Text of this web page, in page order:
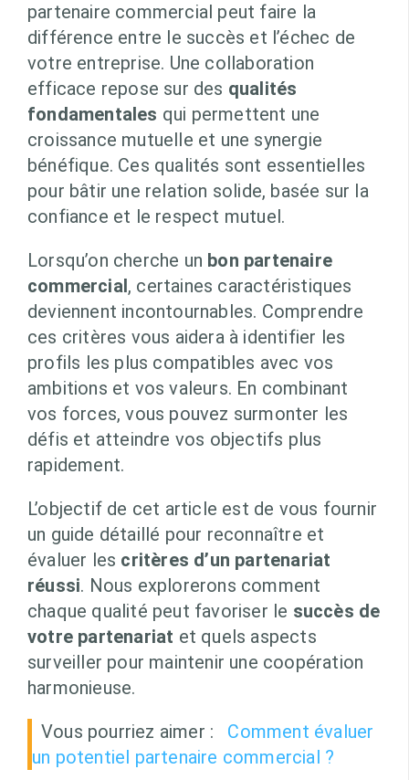
partenaire commercial peut faire la
différence entre le succès et l’échec de
votre entreprise. Une collaboration
efficace repose sur des qualités
fondamentales qui permettent une
croissance mutuelle et une synergie
bénéfique. Ces qualités sont essentielles
pour bâtir une relation solide, basée sur la
confiance et le respect mutuel.
Lorsqu’on cherche un bon partenaire
commercial, certaines caractéristiques
deviennent incontournables. Comprendre
ces critères vous aidera à identifier les
profils les plus compatibles avec vos
ambitions et vos valeurs. En combinant
vos forces, vous pouvez surmonter les
défis et atteindre vos objectifs plus
rapidement.
L’objectif de cet article est de vous fournir
un guide détaillé pour reconnaître et
évaluer les critères d’un partenariat
réussi. Nous explorerons comment
chaque qualité peut favoriser le succès de
votre partenariat et quels aspects
surveiller pour maintenir une coopération
harmonieuse.
Vous pourriez aimer :
Comment évaluer
un potentiel partenaire commercial ?